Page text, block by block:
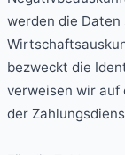
werden die
bezweckt die
verweisen wir auf
der